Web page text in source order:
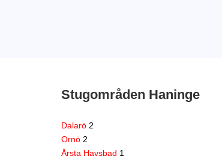
Stugområden Haninge
Dalarö 2
Ornö 2
Årsta Havsbad 1